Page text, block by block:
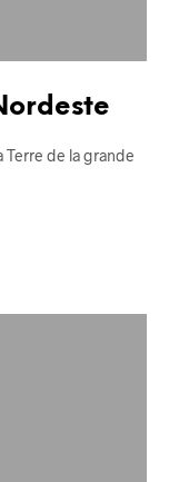
Terre de la grande